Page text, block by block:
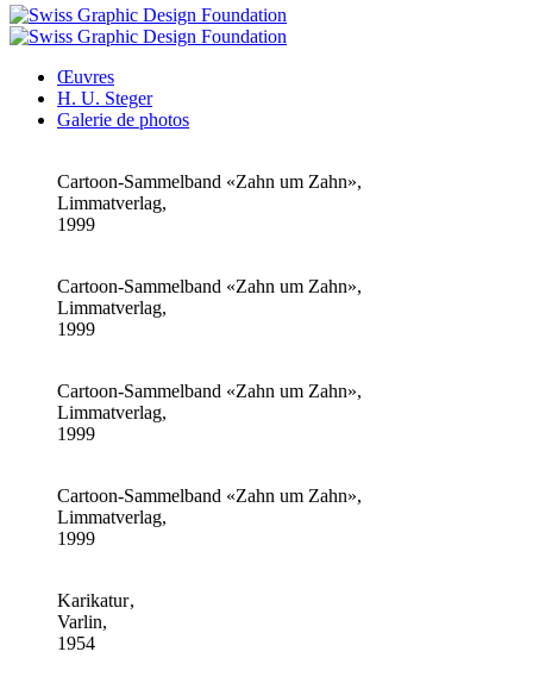
Œuvres
H. U. Steger
Galerie de photos
Cartoon-Sammelband «Zahn um Zahn»,
Limmatverlag,
1999
Cartoon-Sammelband «Zahn um Zahn»,
Limmatverlag,
1999
Cartoon-Sammelband «Zahn um Zahn»,
Limmatverlag,
1999
Cartoon-Sammelband «Zahn um Zahn»,
Limmatverlag,
1999
Karikatur ,
Varlin,
1954